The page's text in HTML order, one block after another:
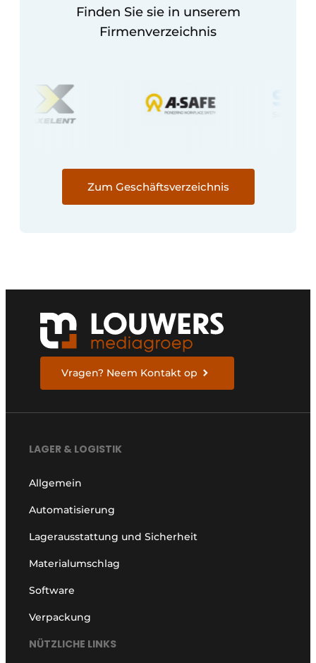
Finden Sie sie in unserem
Firmenverzeichnis
Zum Geschäftsverzeichnis
Vragen? Neem Kontakt op
LAGER & LOGISTIK
Allgemein
Automatisierung
Lagerausstattung und Sicherheit
Materialumschlag
Software
Verpackung
NÜTZLICHE LINKS